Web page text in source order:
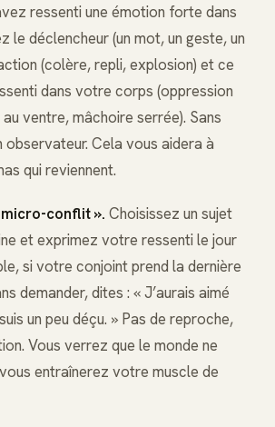
ressenti une émotion forte dans
le déclencheur (un mot, un geste, un
(colère, repli, explosion) et ce
dans votre corps (oppression
ventre, mâchoire serrée). Sans
observateur. Cela vous aidera à
qui reviennent.
conflit ». Choisissez un sujet
et exprimez votre ressenti le jour
si votre conjoint prend la dernière
demander, dites : « J’aurais aimé
un peu déçu. » Pas de reproche,
Vous verrez que le monde ne
entraînerez votre muscle de